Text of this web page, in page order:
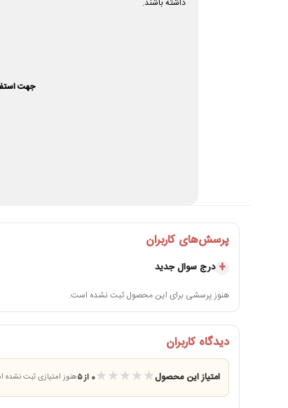
جهت
پرسش‌های کاربران
درج سوال جدید
هنوز پرسشی برای این محصول ثبت نشده است.
دیدگاه کاربران
امتیاز این محصول ★★★★★ 0 از ۵ هنوز امتیازی ثبت